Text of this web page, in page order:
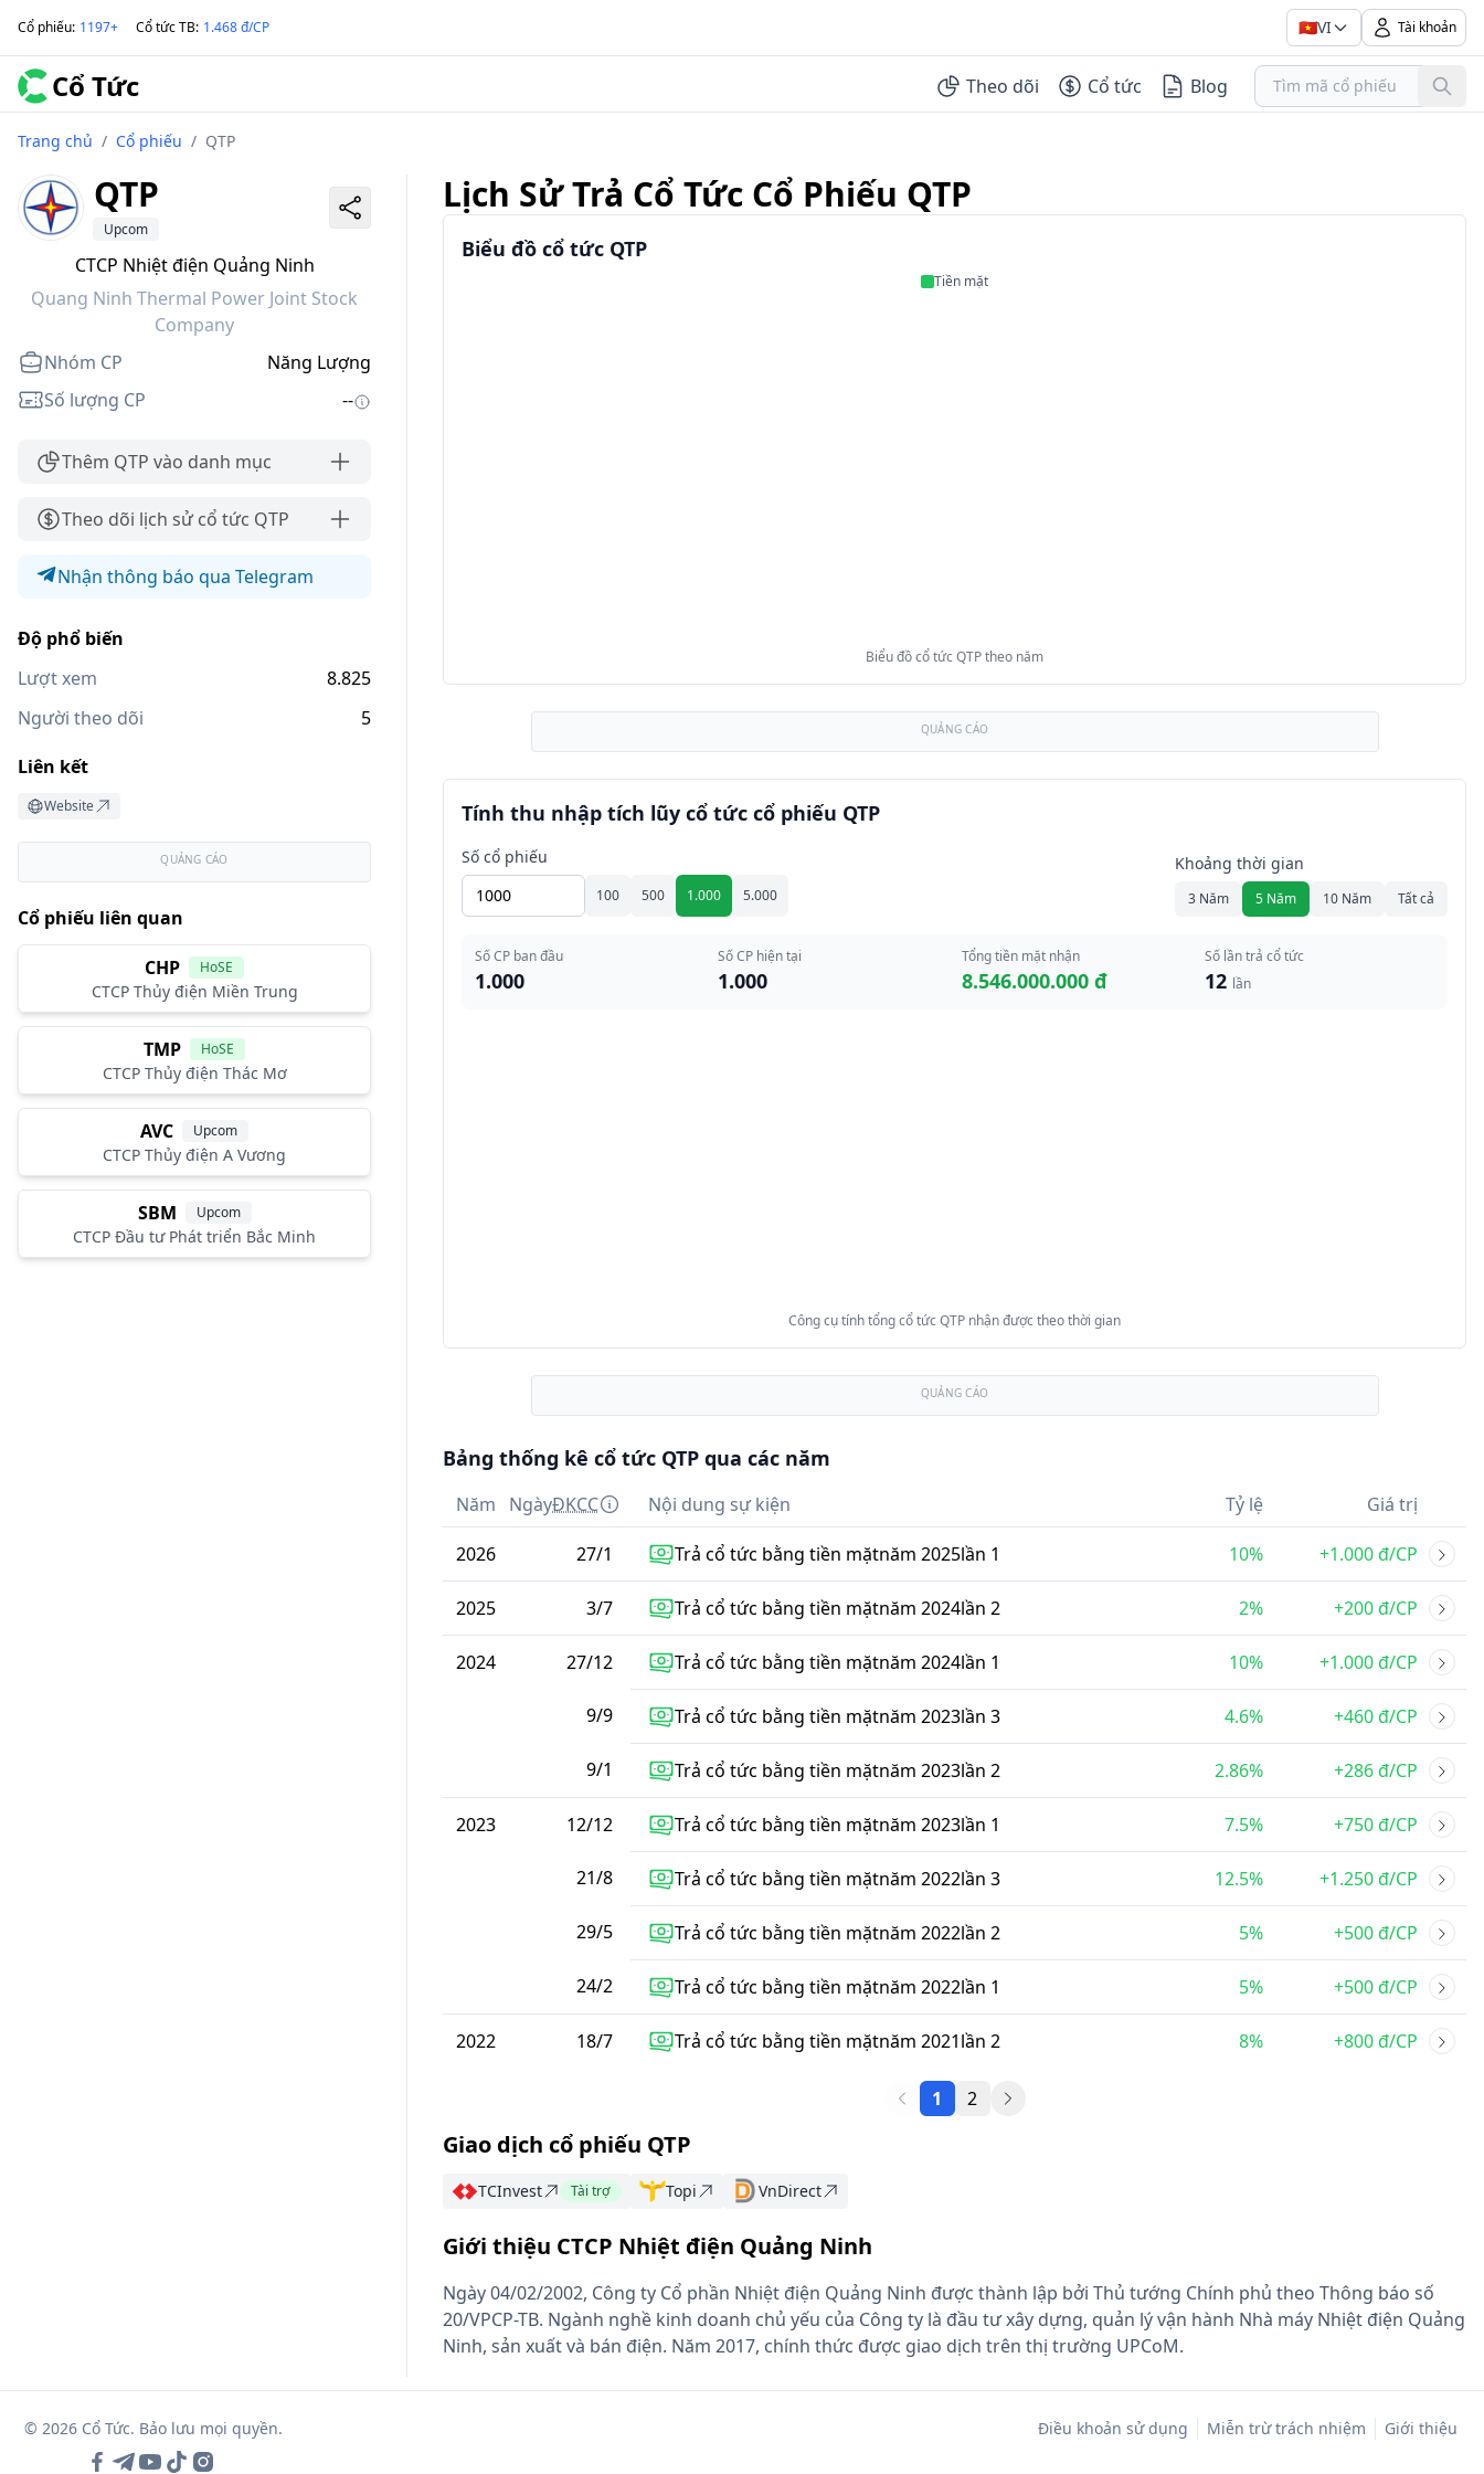
Cổ phiếu: 1197+ Cổ tức TB: 1.468 đ/CP 🇻🇳VI Tài khoản
Cổ Tức Theo dõi Cổ tức Blog
Trang chủ / Cổ phiếu / QTP
QTP
Upcom
CTCP Nhiệt điện Quảng Ninh
Quang Ninh Thermal Power Joint Stock
Company
Nhóm CP
Năng Lượng
Số lượng CP
--
Thêm QTP vào danh mục
Theo dõi lịch sử cổ tức QTP
Nhận thông báo qua Telegram
Độ phổ biến
Lượt xem
8.825
Người theo dõi
5
Liên kết
Website
QUẢNG CÁO
Cổ phiếu liên quan
CHP HoSE
CTCP Thủy điện Miền Trung
TMP HoSE
CTCP Thủy điện Thác Mơ
AVC Upcom
CTCP Thủy điện A Vương
SBM Upcom
CTCP Đầu tư Phát triển Bắc Minh
Lịch Sử Trả Cổ Tức Cổ Phiếu QTP
Biểu đồ cổ tức QTP
Tiền mặt
Biểu đồ cổ tức QTP theo năm
QUẢNG CÁO
Tính thu nhập tích lũy cổ tức cổ phiếu QTP
Số cổ phiếu
100 500 1.000 5.000
Khoảng thời gian
3 Năm 5 Năm 10 Năm Tất cả
Số CP ban đầu
1.000
Số CP hiện tại
1.000
Tổng tiền mặt nhận
8.546.000.000 đ
Số lần trả cổ tức
12 lần
Công cụ tính tổng cổ tức QTP nhận được theo thời gian
QUẢNG CÁO
Bảng thống kê cổ tức QTP qua các năm
Năm NgàyĐKCC Nội dung sự kiện Tỷ lệ Giá trị
2026 27/1 Trả cổ tức bằng tiền mặtnăm 2025lần 1 10% +1.000 đ/CP
2025 3/7 Trả cổ tức bằng tiền mặtnăm 2024lần 2 2% +200 đ/CP
2024 27/12 Trả cổ tức bằng tiền mặtnăm 2024lần 1 10% +1.000 đ/CP
9/9 Trả cổ tức bằng tiền mặtnăm 2023lần 3 4.6% +460 đ/CP
9/1 Trả cổ tức bằng tiền mặtnăm 2023lần 2 2.86% +286 đ/CP
2023 12/12 Trả cổ tức bằng tiền mặtnăm 2023lần 1 7.5% +750 đ/CP
21/8 Trả cổ tức bằng tiền mặtnăm 2022lần 3 12.5% +1.250 đ/CP
29/5 Trả cổ tức bằng tiền mặtnăm 2022lần 2 5% +500 đ/CP
24/2 Trả cổ tức bằng tiền mặtnăm 2022lần 1 5% +500 đ/CP
2022 18/7 Trả cổ tức bằng tiền mặtnăm 2021lần 2 8% +800 đ/CP
1 2
Giao dịch cổ phiếu QTP
TCInvest Tài trợ Topi VnDirect
Giới thiệu CTCP Nhiệt điện Quảng Ninh
Ngày 04/02/2002, Công ty Cổ phần Nhiệt điện Quảng Ninh được thành lập bởi Thủ tướng Chính phủ theo Thông báo số
20/VPCP-TB. Ngành nghề kinh doanh chủ yếu của Công ty là đầu tư xây dựng, quản lý vận hành Nhà máy Nhiệt điện Quảng
Ninh, sản xuất và bán điện. Năm 2017, chính thức được giao dịch trên thị trường UPCoM.
© 2026 Cổ Tức. Bảo lưu mọi quyền. Điều khoản sử dụng Miễn trừ trách nhiệm Giới thiệu